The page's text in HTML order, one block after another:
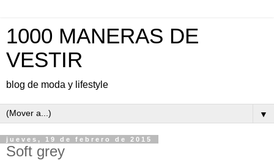
1000 MANERAS DE
VESTIR
blog de moda y lifestyle
▼
jueves, 19 de febrero de 2015
Soft grey